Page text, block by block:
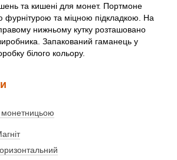
та кишені для монет. Портмоне
фурнітурою та міцною підкладкою. На
нижньому кутку розташовано
Запакований гаманець у
білого кольору.
монетницьою